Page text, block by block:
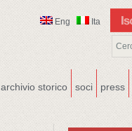
Eng Ita
archivio storico soci press